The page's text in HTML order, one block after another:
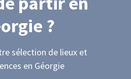
?
sélection de lieux et
en Géorgie